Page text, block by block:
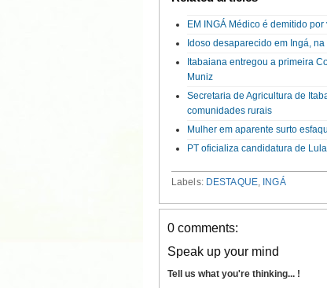
EM INGÁ Médico é demitido
Idoso desaparecido em Ingá,
Itabaiana entregou a primeira
Muniz
Secretaria de Agricultura de
comunidades rurais
Mulher em aparente surto
PT oficializa candidatura de
Labels: DESTAQUE, INGÁ
0 comments:
Speak up your mind
Tell us what you're thinking... !